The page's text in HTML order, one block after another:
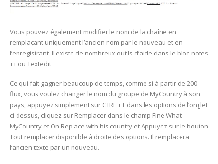
Vous pouvez également modifier le nom de la chaîne en
remplaçant uniquement l’ancien nom par le nouveau et en
l’enregistrant. Il existe de nombreux outils d’aide dans le bloc-notes
++ ou Textedit
Ce qui fait gagner beaucoup de temps, comme si à partir de 200
flux, vous voulez changer le nom du groupe de MyCountry à son
pays, appuyez simplement sur CTRL + F dans les options de l’onglet
ci-dessus, cliquez sur Remplacer dans le champ Fine What:
MyCountry et On Replace with his country et Appuyez sur le bouton
Tout remplacer disponible à droite des options. Il remplacera
l’ancien texte par un nouveau.